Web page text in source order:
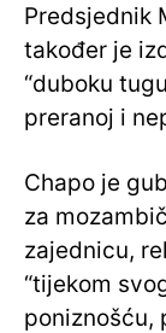
Predsjednik
također je
“duboku
preranoj i
Chapo je
za
zajednicu,
“tijekom
poniznošću,